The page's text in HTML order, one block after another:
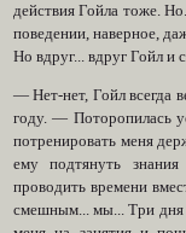
действия Гойла тоже.
поведении, наверное,
Но вдруг... вдруг Гойл и
— Нет-нет, Гойл всегда
году. — Поторопилась
потренировать меня
ему подтянуть
проводить времени
смешным... мы... Три дня